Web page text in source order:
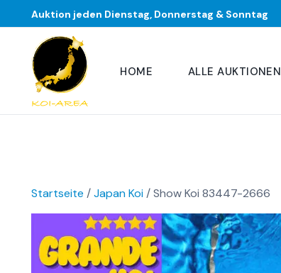
Auktion jeden Dienstag, Donnerstag & Sonntag
HOME ALLE AUKTIONEN
Startseite /Japan Koi/ Show Koi 83447-2666